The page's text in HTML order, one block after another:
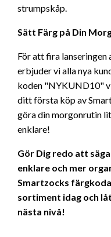
strumpskåp.
Sätt Färg på Din
För att fira
erbjuder vi alla nya
koden "NYKUND10"
ditt första köp av
göra din morgonrutin
enklare!
Gör Dig redo att
enklare och mer
Smartzocks
sortiment idag och
nästa nivå!